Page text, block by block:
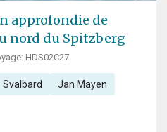
approfondie de
nord du Spitzberg
HDS02C27
Svalbard Jan Mayen